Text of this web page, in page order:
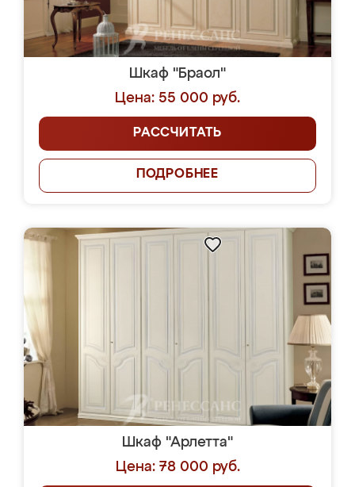
Шкаф "Браол"
Цена: 55 000 руб.
РАССЧИТАТЬ
ПОДРОБНЕЕ
Шкаф "Арлетта"
Цена: 78 000 руб.